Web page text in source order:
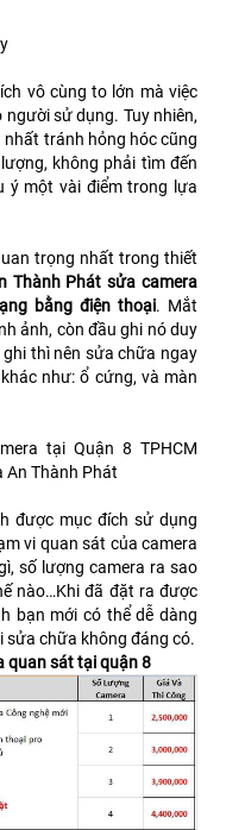
vô cùng to lớn mà việc
sử dụng. Tuy nhiên,
tránh hỏng hóc cũng
không phải tìm đến
ý một vài điểm trong lựa
trọng nhất trong thiết
Thành Phát sửa camera
bằng điện thoại. Mắt
ảnh, còn đầu ghi nó duy
thì nên sửa chữa ngay
như: ổ cứng, và màn
tại Quận 8 TPHCM
An Thành Phát
được mục đích sử dụng
vi quan sát của camera
số lượng camera ra sao
nào…Khi đã đặt ra được
bạn mới có thể dễ dàng
chữa không đáng có.
quan sát tại quận 8